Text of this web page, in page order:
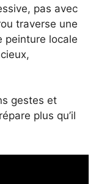
pas avec
traverse une
peinture locale
gestes et
plus qu’il